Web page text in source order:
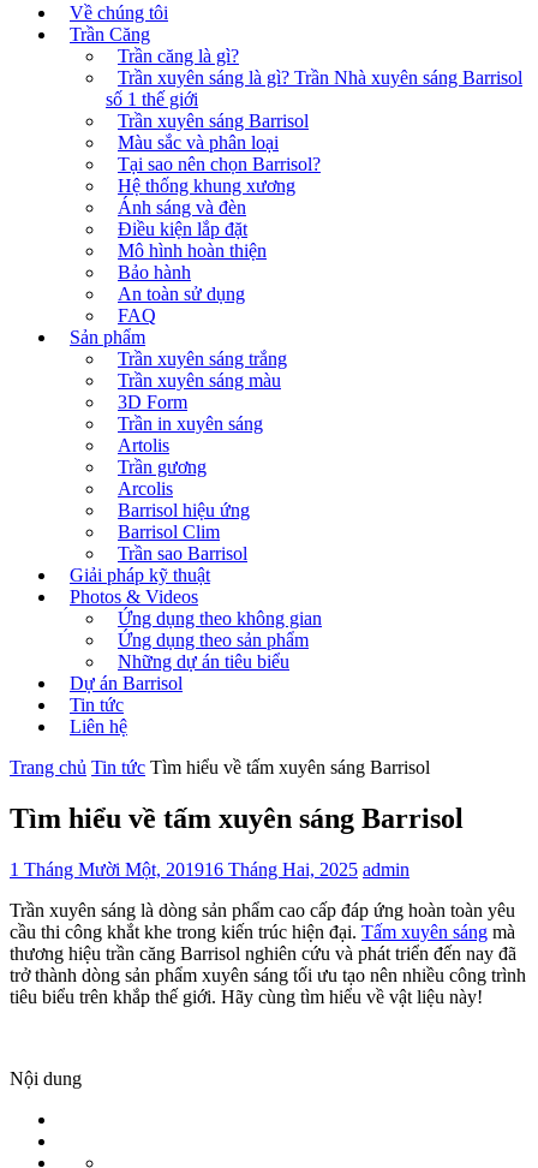
Về chúng tôi
Trần Căng
Trần căng là gì?
Trần xuyên sáng là gì? Trần Nhà xuyên sáng Barrisol
số 1 thế giới
Trần xuyên sáng Barrisol
Màu sắc và phân loại
Tại sao nên chọn Barrisol?
Hệ thống khung xương
Ánh sáng và đèn
Điều kiện lắp đặt
Mô hình hoàn thiện
Bảo hành
An toàn sử dụng
FAQ
Sản phẩm
Trần xuyên sáng trắng
Trần xuyên sáng màu
3D Form
Trần in xuyên sáng
Artolis
Trần gương
Arcolis
Barrisol hiệu ứng
Barrisol Clim
Trần sao Barrisol
Giải pháp kỹ thuật
Photos & Videos
Ứng dụng theo không gian
Ứng dụng theo sản phẩm
Những dự án tiêu biểu
Dự án Barrisol
Tin tức
Liên hệ
Trang chủ Tin tức Tìm hiểu về tấm xuyên sáng Barrisol
Tìm hiểu về tấm xuyên sáng Barrisol
1 Tháng Mười Một, 201916 Tháng Hai, 2025 admin
Trần xuyên sáng là dòng sản phẩm cao cấp đáp ứng hoàn toàn yêu
cầu thi công khắt khe trong kiến trúc hiện đại. Tấm xuyên sáng mà
thương hiệu trần căng Barrisol nghiên cứu và phát triển đến nay đã
trở thành dòng sản phẩm xuyên sáng tối ưu tạo nên nhiều công trình
tiêu biểu trên khắp thế giới. Hãy cùng tìm hiểu về vật liệu này!
Nội dung